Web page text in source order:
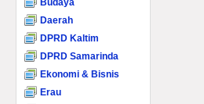
Budaya
Daerah
DPRD Kaltim
DPRD Samarinda
Ekonomi & Bisnis
Erau